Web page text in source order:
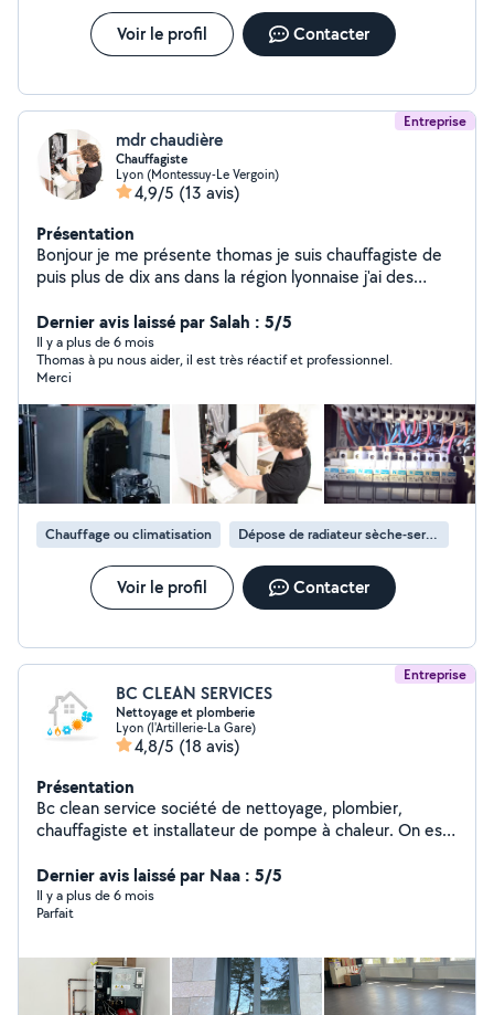
Voir le profil Contacter
Entreprise
mdr chaudière
Chauffagiste
Lyon (Montessuy-Le Vergoin)
4,9/5 (13 avis)
Présentation
Bonjour je me présente thomas je suis chauffagiste de
puis plus de dix ans dans la région lyonnaise j'ai des
dans ce domaine ainsi que des petits travaux de
plomberie et d'électricité générale chez le particulier
N'hésitez pas a faire appel à moi pour tous travaux de
cet ordre la J'ai rénové par exemple l'entièreté de mon
apparte du sol au plafond en passant par la plomberie
l'électricité l'isolation les évacuation sanitaire placo et
peinture donc je suis bricoleur dans l'âme toujours prêt à
trouver une solution adéquat a tout type de problème
et pour tous les budgets. Merci par avance de votre
confiance je tâcherai d'être rapide, efficace et
professionnel a vos demandes de chantiers et vos
projets de tous types.
Dernier avis laissé par Salah : 5/5
Il y a plus de 6 mois
Thomas à pu nous aider, il est très réactif et professionnel.
Merci
Chauffage ou climatisation Dépose de radiateur sèche-serviettes
Voir le profil Contacter
Entreprise
BC CLEAN SERVICES
Nettoyage et plomberie
Lyon (l'Artillerie-La Gare)
4,8/5 (18 avis)
Présentation
Bc clean service société de nettoyage, plombier,
chauffagiste et installateur de pompe à chaleur. On est
dispose des équipes différentes dans chaque secteur
d'activité diplômé et expérimenté. N'hésitez pas à nous
contacter. Nous sommes réactif de répondre à vos
demandes.
Dernier avis laissé par Naa : 5/5
Il y a plus de 6 mois
Parfait